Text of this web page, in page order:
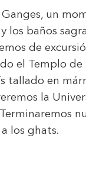
un
los baños
de
el Templo de
tallado en
la
los ghats.